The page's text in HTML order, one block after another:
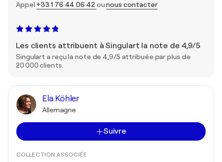
Appel +33 1 76 44 06 42 ounous contacter
Les clients attribuent à Singulart la note de 4,9/5
Singulart a reçu la note de 4,9/5 attribuée par plus de
20 000 clients.
Ela Köhler
Allemagne
Suivre
COLLECTION ASSOCIÉE